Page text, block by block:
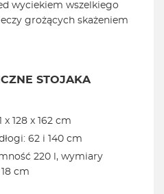
wyciekiem wszelkiego
grożących skażeniem
STOJAKA
128 x 162 cm
62 i 140 cm
220 l, wymiary
cm